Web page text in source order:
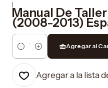
|
Manual De
(2008-2013)
Cantidad
Agregar al
Agregar a la lista